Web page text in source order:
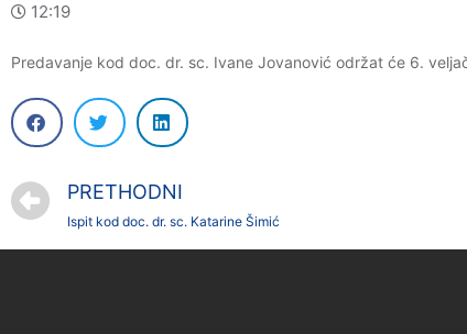
12:19
Predavanje kod doc. dr. sc. Ivane Jovanović održat će 6.
PRETHODNI
Ispit kod doc. dr. sc. Katarine Šimić